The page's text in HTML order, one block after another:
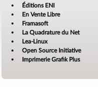
Éditions ENI
En Vente Libre
Framasoft
La Quadrature du Net
Lea-Linux
Open Source Initiative
Imprimerie Grafik Plus